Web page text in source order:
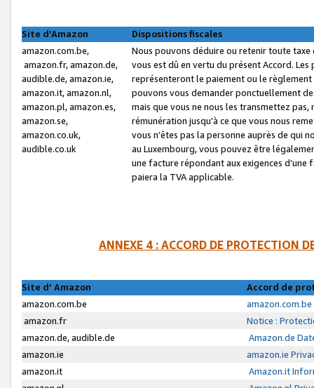
Site d’Amazon
Dispositions fiscales
amazon.com.be,
amazon.fr, amazon.de,
audible.de, amazon.ie,
amazon.it, amazon.nl,
amazon.pl, amazon.es,
amazon.se,
amazon.co.uk,
audible.co.uk
Nous pouvons déduire ou retenir toute
vous est dû en vertu du présent Accord.
représenteront le paiement ou le
pouvons vous demander ponctuellement
mais que vous ne nous les transmettez
rémunération jusqu’à ce que vous nous
vous n’êtes pas la personne auprès de qui
au Luxembourg, vous pouvez être
une facture répondant aux exigences
paiera la TVA applicable.
ANNEXE 4 : ACCORD DE PROTECTION
Site d’ Amazon
Accord de
amazon.com.be
amazon.fr
Notice :
amazon.de, audible.de
Amazon.de
amazon.ie
amazon.ie
amazon.it
Amazon.it